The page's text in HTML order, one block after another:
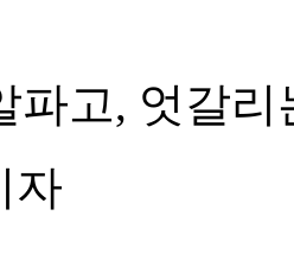
파고, 엇갈
자